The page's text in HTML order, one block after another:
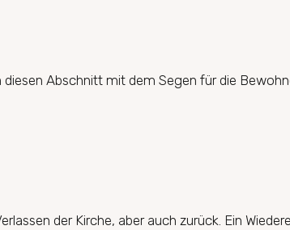
Abschnitt mit dem Segen für die
der Kirche, aber auch zurück. Ein